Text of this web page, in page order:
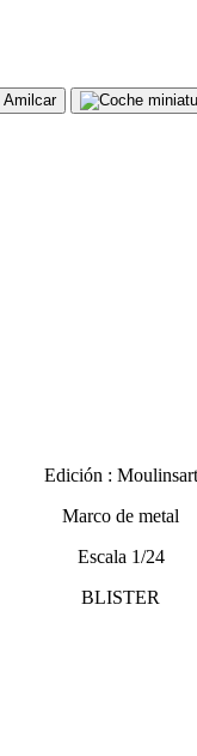
Edición : Moulinsart
Marco de metal
Escala 1/24
BLISTER